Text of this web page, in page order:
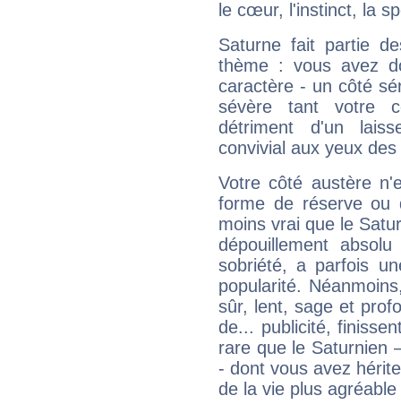
le cœur, l'instinct, la
Saturne fait partie
thème : vous avez
caractère - un côté
sévère tant votre
détriment d'un
convivial aux yeux
Votre côté austère
forme de réserve
moins vrai que le
dépouillement
sobriété, a parfois
popularité.
sûr, lent, sage et
de... publicité,
rare que le Saturnien
- dont vous avez
de la vie plus